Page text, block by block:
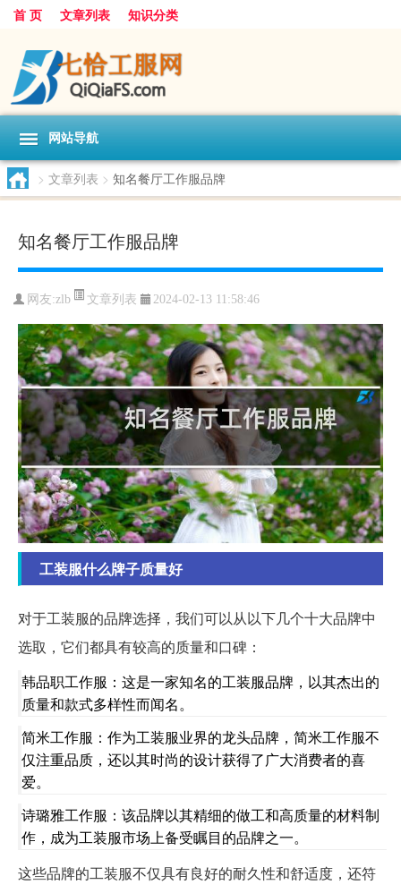
首 页 文章列表 知识分类
网站导航
> 文章列表 > 知名餐厅工作服品牌
知名餐厅工作服品牌
网友:zlb 文章列表 2024-02-13 11:58:46
工装服什么牌子质量好
对于工装服的品牌选择，我们可以从以下几个十大品牌中
选取，它们都具有较高的质量和口碑：
韩品职工作服：这是一家知名的工装服品牌，以其杰出的
质量和款式多样性而闻名。
简米工作服：作为工装服业界的龙头品牌，简米工作服不
仅注重品质，还以其时尚的设计获得了广大消费者的喜
爱。
诗璐雅工作服：该品牌以其精细的做工和高质量的材料制
作，成为工装服市场上备受瞩目的品牌之一。
这些品牌的工装服不仅具有良好的耐久性和舒适度，还符